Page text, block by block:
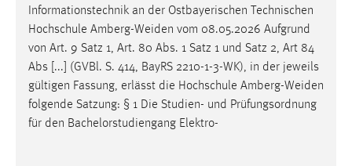
Abs [...] (GVBl. S. 414, BayRS 2210-1-3-WK), in der jeweils
gültigen Fassung, erlässt die HochschuleAmberg-Weiden
folgende Satzung: § 1 Die Studien- und Prüfungsordnung
für den Bachelorstudiengang Elektro-
[PDF] OTH AW Forschungsbericht 2026